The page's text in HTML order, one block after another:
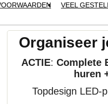
VEEL
Organiseer
ACTIE: Complete
huren
Topdesign LED-